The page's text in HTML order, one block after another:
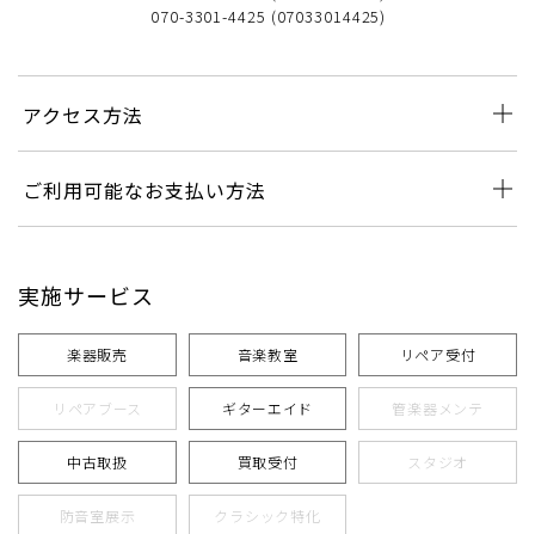
070-3301-4425 (07033014425)
アクセス方法
ご利用可能なお支払い方法
実施サービス
楽器販売 音楽教室 リペア受付
リペアブース ギターエイド 管楽器メンテ
中古取扱 買取受付 スタジオ
防音室展示 クラシック特化